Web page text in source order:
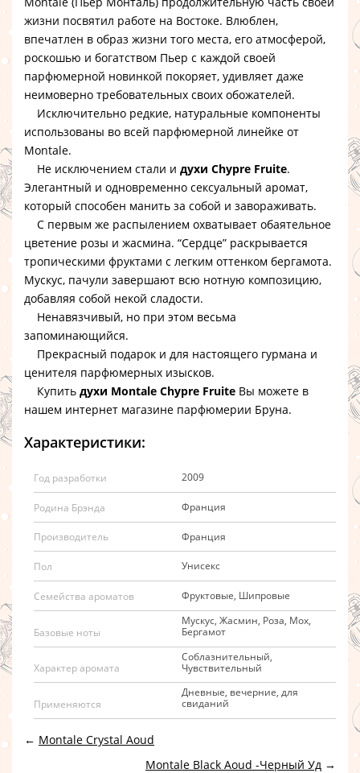
жизни посвятил работе на Востоке. Влюблен,
впечатлен в образ жизни того места, его атмосферой,
роскошью и богатством Пьер с каждой своей
парфюмерной новинкой покоряет, удивляет даже
неимоверно требовательных своих обожателей.
Исключительно редкие, натуральные компоненты
использованы во всей парфюмерной линейке от
Montale.
Не исключением стали и духи Chypre Fruite.
Элегантный и одновременно сексуальный аромат,
который способен манить за собой и завораживать.
С первым же распылением охватывает обаятельное
цветение розы и жасмина. “Сердце” раскрывается
тропическими фруктами с легким оттенком бергамота.
Мускус, пачули завершают всю нотную композицию,
добавляя собой некой сладости.
Ненавязчивый, но при этом весьма
запоминающийся.
Прекрасный подарок и для настоящего гурмана и
ценителя парфюмерных изысков.
Купить духи Montale Chypre Fruite Вы можете в
нашем интернет магазине парфюмерии Бруна.
Характеристики:
Год разработки 2009
Родина Брэнда Франция
Производитель Франция
Пол Унисекс
Семейства ароматов Фруктовые, Шипровые
Базовые ноты
Мускус, Жасмин, Роза, Мох,
Бергамот
Характер аромата
Соблазнительный,
Чувствительный
Применяются
Дневные, вечерние, для
свиданий
← Montale Crystal Aoud
Montale Black Aoud -Черный Уд →